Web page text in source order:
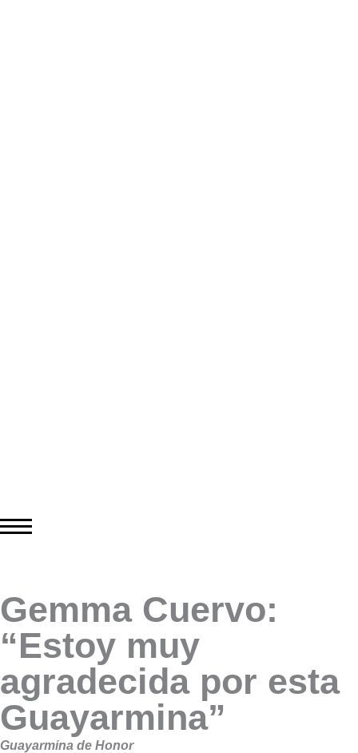
Gemma Cuervo:
“Estoy muy
agradecida por esta
Guayarmina”
Guayarmina de Honor